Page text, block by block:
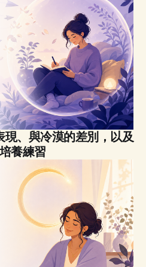
、與冷漠的差別，以及
養練習